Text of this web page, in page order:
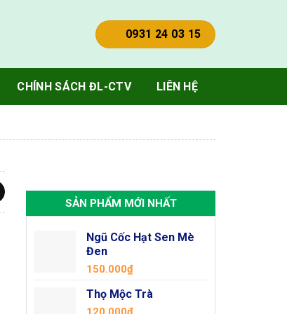
0931 24 03 15
CHÍNH SÁCH ĐL-CTV LIÊN HỆ
SẢN PHẨM MỚI NHẤT
Ngũ Cốc Hạt Sen Mè
Đen
150.000₫
Thọ Mộc Trà